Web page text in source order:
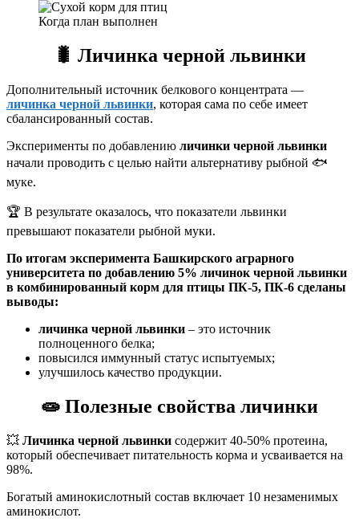
Когда план выполнен
🐛 Личинка черной львинки
Дополнительный источник белкового концентрата —
личинка черной львинки, которая сама по себе имеет
сбалансированный состав.
Эксперименты по добавлению личинки черной львинки
начали проводить с целью найти альтернативу рыбной 🐟
муке.
🏆 В результате оказалось, что показатели львинки
превышают показатели рыбной муки.
По итогам эксперимента Башкирского аграрного
университета по добавлению 5% личинок черной львинки
в комбинированный корм для птицы ПК-5, ПК-6 сделаны
выводы:
личинка черной львинки – это источник
полноценного белка;
повысился иммунный статус испытуемых;
улучшилось качество продукции.
🧫 Полезные свойства личинки
💥 Личинка черной львинки содержит 40-50% протеина,
который обеспечивает питательность корма и усваивается на
98%.
Богатый аминокислотный состав включает 10 незаменимых
аминокислот.